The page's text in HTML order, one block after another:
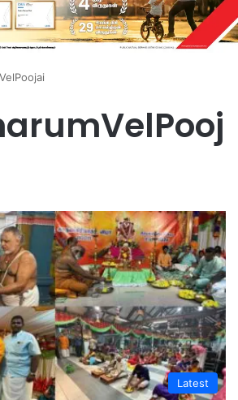
Latest